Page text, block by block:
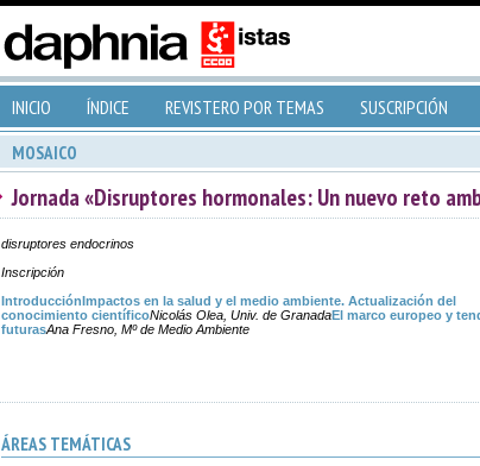
INICIO ÍNDICE REVISTERO POR TEMAS SUSCRIPCIÓN
MOSAICO
Jornada «Disruptores hormonales: Un nuevo reto
disruptores endocrinos
Inscripción
IntroducciónImpactos en la salud y el medio ambiente. Actualización del
conocimiento científicoNicolás Olea, Univ. de GranadaEl marco europeo y
futurasAna Fresno, Mº de Medio Ambiente
ÁREAS TEMÁTICAS